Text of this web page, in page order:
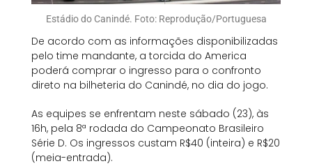
Estádio do Canindé. Foto: Reprodução/Portuguesa
De acordo com as informações disponibilizadas
pelo time mandante, a torcida do America
poderá comprar o ingresso para o confronto
direto na bilheteria do Canindé, no dia do jogo.
As equipes se enfrentam neste sábado (23), às
16h, pela 8ª rodada do Campeonato Brasileiro
Série D. Os ingressos custam R$40 (inteira) e R$20
(meia-entrada).